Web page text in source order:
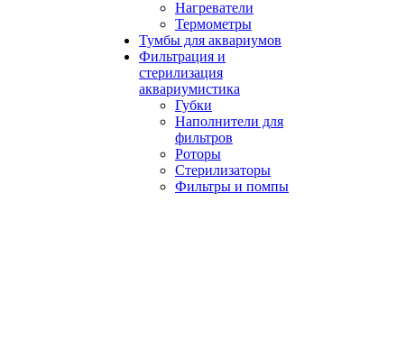
Нагреватели
Термометры
Тумбы для аквариумов
Фильтрация и
стерилизация
аквариумистика
Губки
Наполнители для
фильтров
Роторы
Стерилизаторы
Фильтры и помпы